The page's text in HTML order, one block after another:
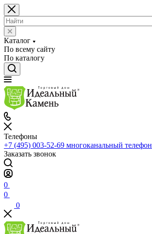
Каталог
По всему сайту
По каталогу
Телефоны
+7 (495) 003-52-69 многоканальный телефон
Заказать звонок
0
0
0